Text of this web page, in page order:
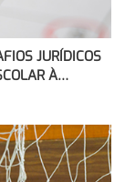
JURÍDICOS
À…